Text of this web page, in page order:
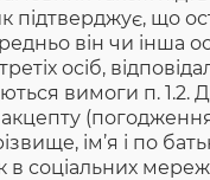
підтверджує, що
він чи інша
осіб,
вимоги п. 1.2.
ім’я і по
в соціальних